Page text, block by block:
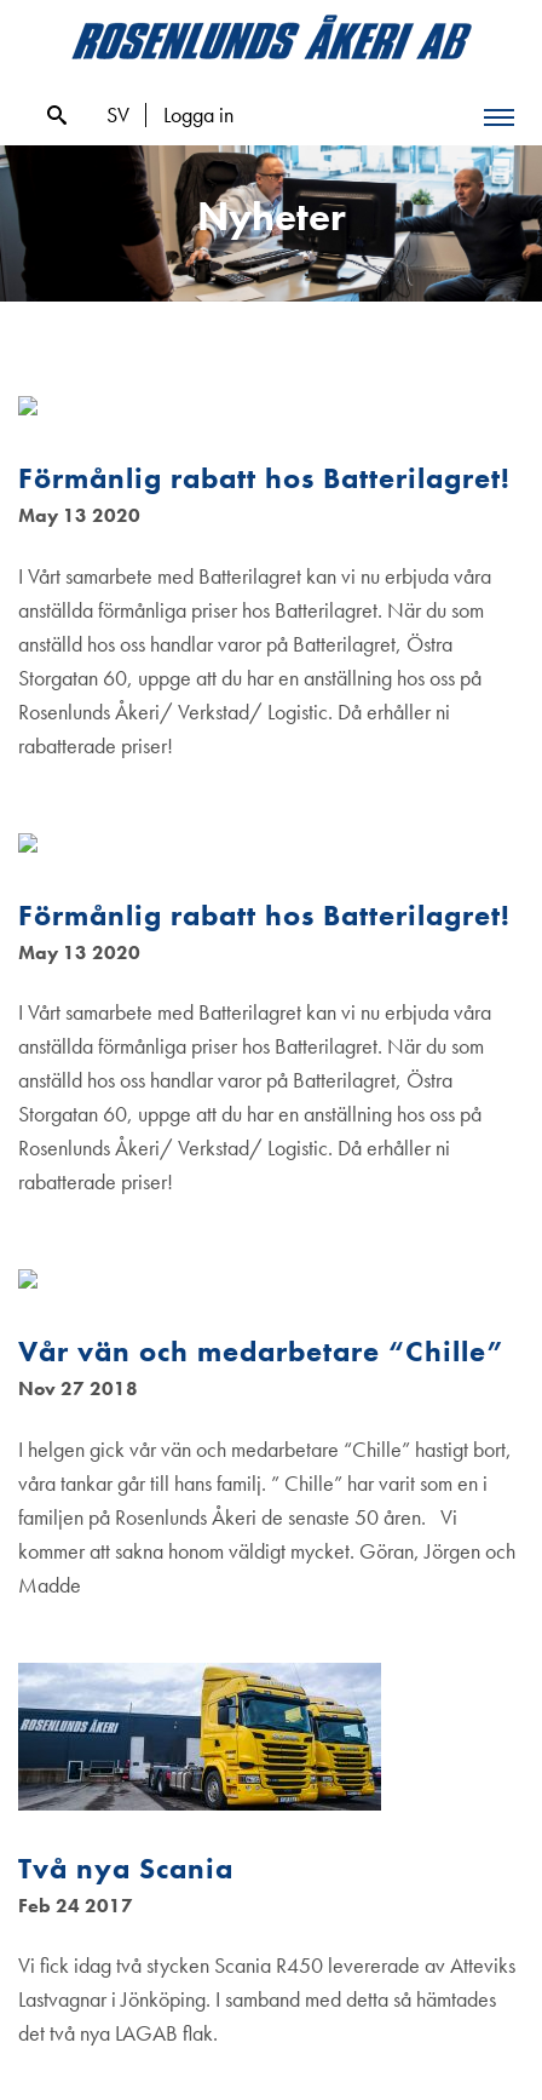
SV
Logga in
Nyheter
Förmånlig rabatt hos Batterilagret!
May 13 2020
I Vårt samarbete med Batterilagret kan vi nu erbjuda våra
anställda förmånliga priser hos Batterilagret. När du som
anställd hos oss handlar varor på Batterilagret, Östra
Storgatan 60, uppge att du har en anställning hos oss på
Rosenlunds Åkeri/ Verkstad/ Logistic. Då erhåller ni
rabatterade priser!
Förmånlig rabatt hos Batterilagret!
May 13 2020
I Vårt samarbete med Batterilagret kan vi nu erbjuda våra
anställda förmånliga priser hos Batterilagret. När du som
anställd hos oss handlar varor på Batterilagret, Östra
Storgatan 60, uppge att du har en anställning hos oss på
Rosenlunds Åkeri/ Verkstad/ Logistic. Då erhåller ni
rabatterade priser!
Vår vän och medarbetare “Chille”
Nov 27 2018
I helgen gick vår vän och medarbetare “Chille” hastigt bort,
våra tankar går till hans familj. ” Chille” har varit som en i
familjen på Rosenlunds Åkeri de senaste 50 åren. Vi
kommer att sakna honom väldigt mycket. Göran, Jörgen och
Madde
Två nya Scania
Feb 24 2017
Vi fick idag två stycken Scania R450 levererade av Atteviks
Lastvagnar i Jönköping. I samband med detta så hämtades
det två nya LAGAB flak.